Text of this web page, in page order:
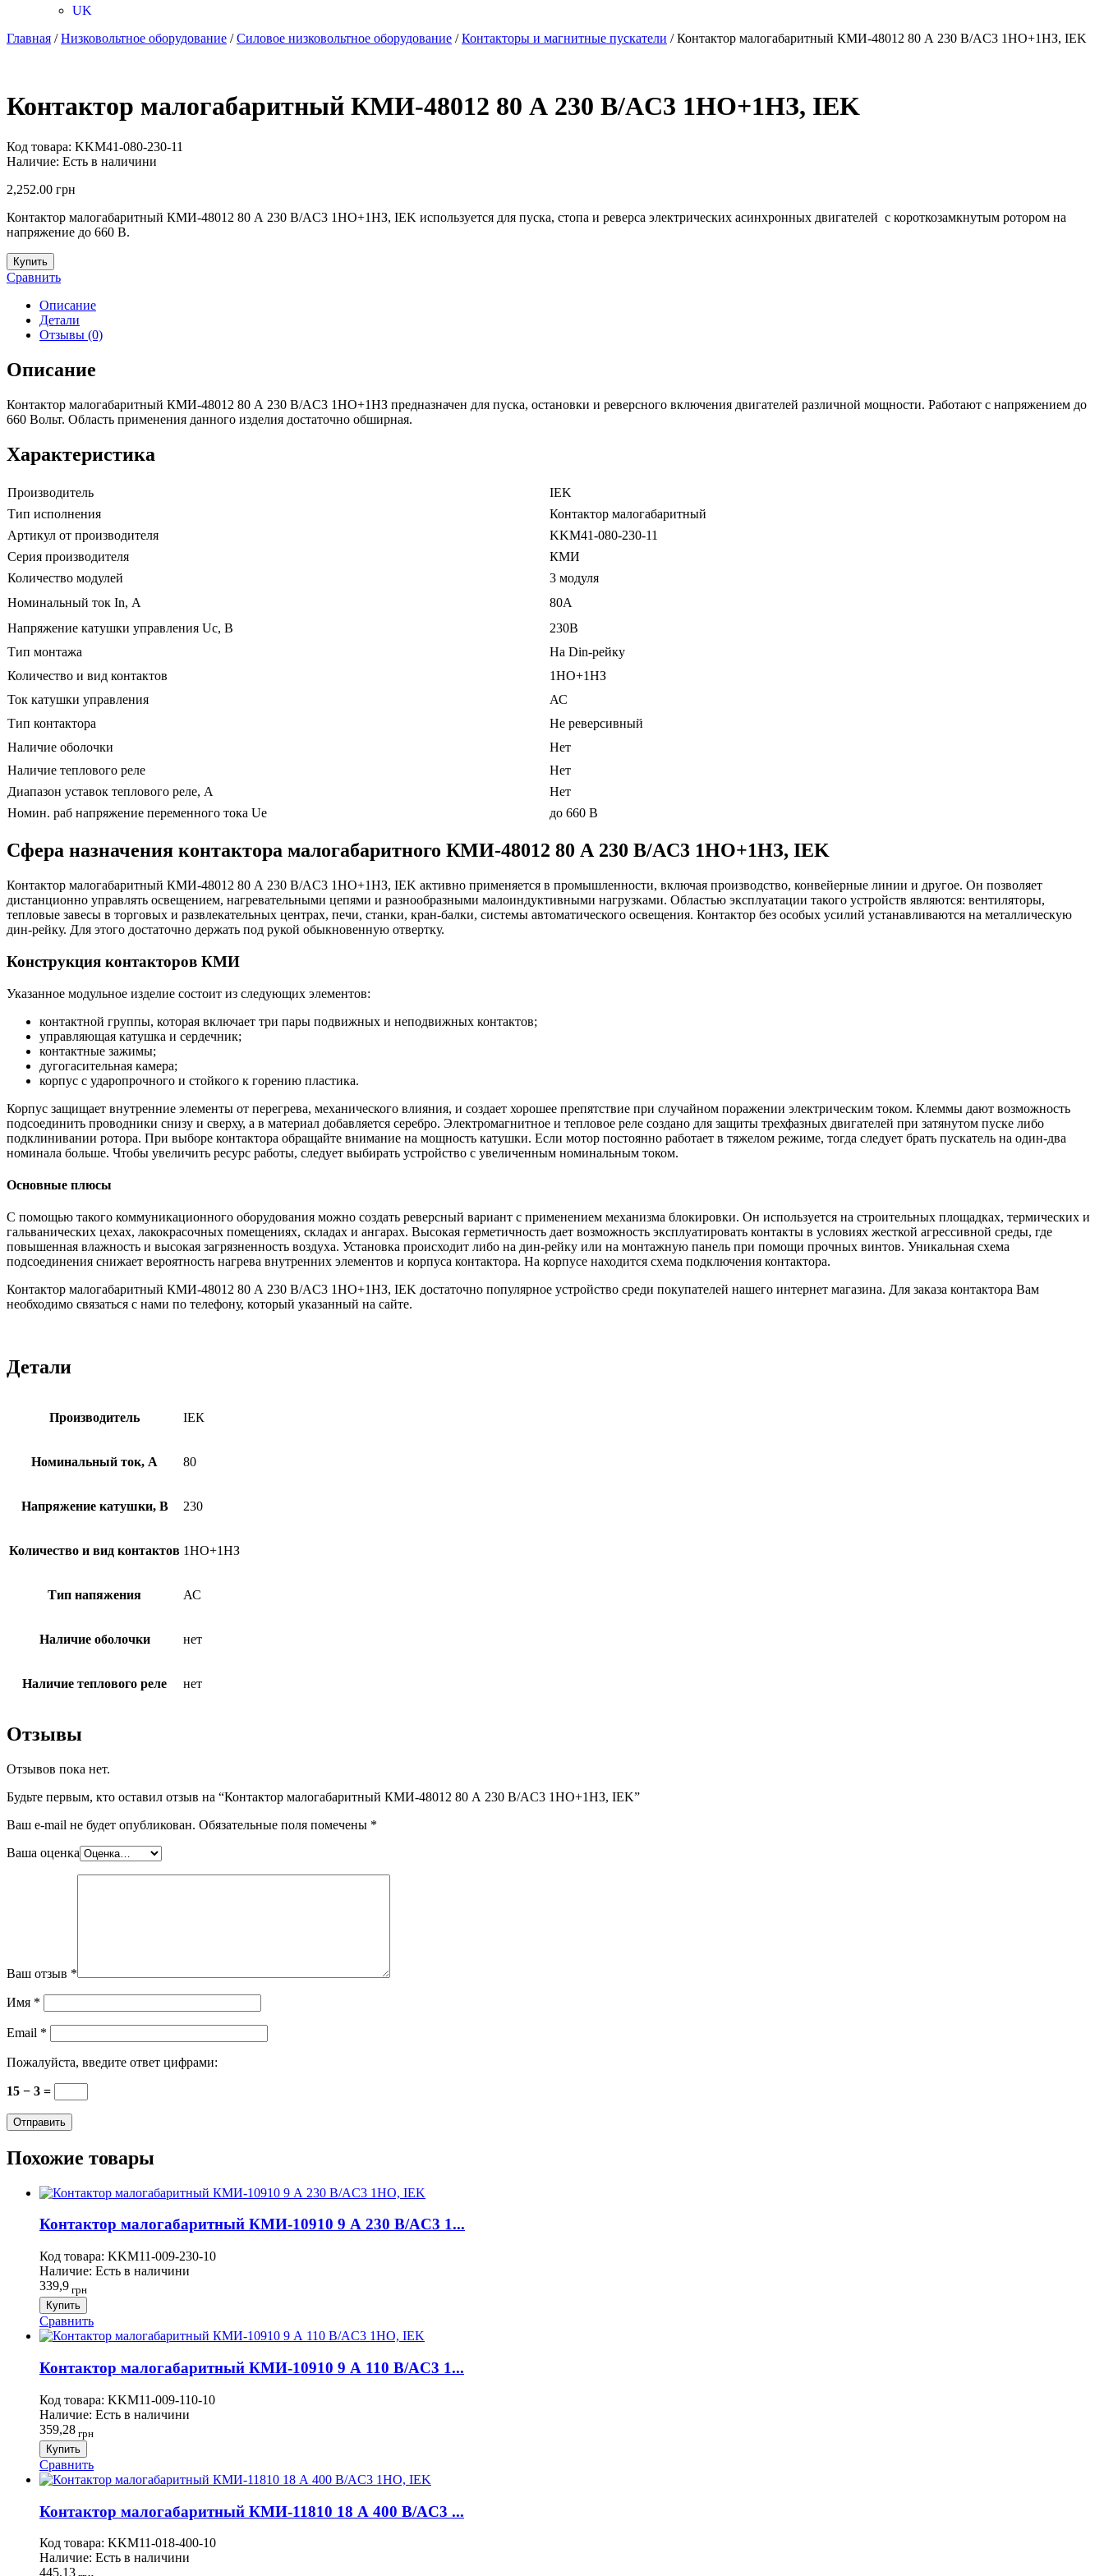
UK
Главная /Низковольтное оборудование /Силовое низковольтное оборудование /Контакторы и магнитные пускатели / Контактор малогабаритный КМИ-48012 80 А 230 В/AC3 1НО+1НЗ, IEK
Контактор малогабаритный КМИ-48012 80 А 230 В/AC3 1НО+1НЗ, IEK
Код товара: KKM41-080-230-11
Наличие: Есть в наличини
2,252.00 грн
Контактор малогабаритный КМИ-48012 80 А 230 В/AC3 1НО+1НЗ, IEK используется для пуска, стопа и реверса электрических асинхронных двигателей с короткозамкнутым ротором на
напряжение до 660 В.
Купить
Сравнить
Описание
Детали
Отзывы (0)
Описание
Контактор малогабаритный КМИ-48012 80 А 230 В/AC3 1НО+1НЗ предназначен для пуска, остановки и реверсного включения двигателей различной мощности. Работают с напряжением до
660 Вольт. Область применения данного изделия достаточно обширная.
Характеристика
Производитель
IEK
Тип исполнения
Контактор малогабаритный
Артикул от производителя
KKM41-080-230-11
Серия производителя
КМИ
Количество модулей
3 модуля
Номинальный ток In, А
80А
Напряжение катушки управления Uc, В
230В
Тип монтажа
На Din-рейку
Количество и вид контактов
1НО+1НЗ
Ток катушки управления
АС
Тип контактора
Не реверсивный
Наличие оболочки
Нет
Наличие теплового реле
Нет
Диапазон уставок теплового реле, А
Нет
Номин. раб напряжение переменного тока Ue
до 660 В
Сфера назначения контактора малогабаритного КМИ-48012 80 А 230 В/AC3 1НО+1НЗ, IEK
Контактор малогабаритный КМИ-48012 80 А 230 В/AC3 1НО+1НЗ, IEK активно применяется в промышленности, включая производство, конвейерные линии и другое. Он позволяет
дистанционно управлять освещением, нагревательными цепями и разнообразными малоиндуктивными нагрузками. Областью эксплуатации такого устройств являются: вентиляторы,
тепловые завесы в торговых и развлекательных центрах, печи, станки, кран-балки, системы автоматического освещения. Контактор без особых усилий устанавливаются на металлическую
дин-рейку. Для этого достаточно держать под рукой обыкновенную отвертку.
Конструкция контакторов КМИ
Указанное модульное изделие состоит из следующих элементов:
контактной группы, которая включает три пары подвижных и неподвижных контактов;
управляющая катушка и сердечник;
контактные зажимы;
дугогасительная камера;
корпус с ударопрочного и стойкого к горению пластика.
Корпус защищает внутренние элементы от перегрева, механического влияния, и создает хорошее препятствие при случайном поражении электрическим током. Клеммы дают возможность
подсоединить проводники снизу и сверху, а в материал добавляется серебро. Электромагнитное и тепловое реле создано для защиты трехфазных двигателей при затянутом пуске либо
подклинивании ротора. При выборе контактора обращайте внимание на мощность катушки. Если мотор постоянно работает в тяжелом режиме, тогда следует брать пускатель на один-два
номинала больше. Чтобы увеличить ресурс работы, следует выбирать устройство с увеличенным номинальным током.
Основные плюсы
С помощью такого коммуникационного оборудования можно создать реверсный вариант с применением механизма блокировки. Он используется на строительных площадках, термических и
гальванических цехах, лакокрасочных помещениях, складах и ангарах. Высокая герметичность дает возможность эксплуатировать контакты в условиях жесткой агрессивной среды, где
повышенная влажность и высокая загрязненность воздуха. Установка происходит либо на дин-рейку или на монтажную панель при помощи прочных винтов. Уникальная схема
подсоединения снижает вероятность нагрева внутренних элементов и корпуса контактора. На корпусе находится схема подключения контактора.
Контактор малогабаритный КМИ-48012 80 А 230 В/AC3 1НО+1НЗ, IEK достаточно популярное устройство среди покупателей нашего интернет магазина. Для заказа контактора Вам
необходимо связаться с нами по телефону, который указанный на сайте.
Детали
Производитель ІЕК
Номинальный ток, А 80
Напряжение катушки, В 230
Количество и вид контактов 1НО+1НЗ
Тип напяжения АС
Наличие оболочки нет
Наличие теплового реле нет
Отзывы
Отзывов пока нет.
Будьте первым, кто оставил отзыв на “Контактор малогабаритный КМИ-48012 80 А 230 В/AC3 1НО+1НЗ, IEK”
Ваш e-mail не будет опубликован. Обязательные поля помечены *
Ваша оценка
Ваш отзыв *
Имя *
Email *
Пожалуйста, введите ответ цифрами:
15 − 3 =
Похожие товары
Контактор малогабаритный КМИ-10910 9 А 230 В/AC3 1...
Код товара: KKM11-009-230-10
Наличие: Есть в наличини
339,9 грн
Купить
Сравнить
Контактор малогабаритный КМИ-10910 9 А 110 В/AC3 1...
Код товара: KKM11-009-110-10
Наличие: Есть в наличини
359,28 грн
Купить
Сравнить
Контактор малогабаритный КМИ-11810 18 А 400 В/AC3 ...
Код товара: KKM11-018-400-10
Наличие: Есть в наличини
445,13